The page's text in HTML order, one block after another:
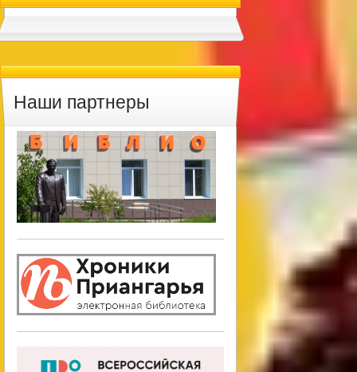
Наши партнеры